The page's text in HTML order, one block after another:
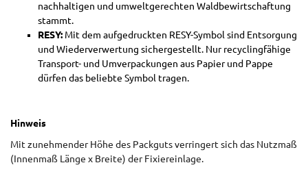
nachhaltigen und umweltgerechten Waldbewirtschaftung
stammt.
RESY: Mit dem aufgedruckten RESY-Symbol sind Entsorgung
und Wiederverwertung sichergestellt. Nur recyclingfähige
Transport- und Umverpackungen aus Papier und Pappe
dürfen das beliebte Symbol tragen.
Hinweis
Mit zunehmender Höhe des Packguts verringert sich das Nutzmaß
(Innenmaß Länge x Breite) der Fixiereinlage.